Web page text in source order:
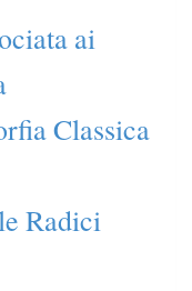
ai
Classica
Radici